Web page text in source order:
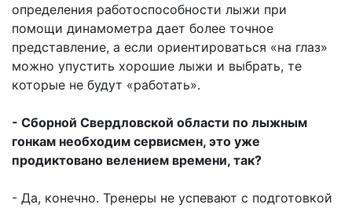
определения работоспособности лыжи при
помощи динамометра дает более точное
представление, а если ориентироваться «на глаз»
можно упустить хорошие лыжи и выбрать, те
которые не будут «работать».
- Сборной Свердловской области по лыжным
гонкам необходим сервисмен, это уже
продиктовано велением времени, так?
- Да, конечно. Тренеры не успевают с подготовкой